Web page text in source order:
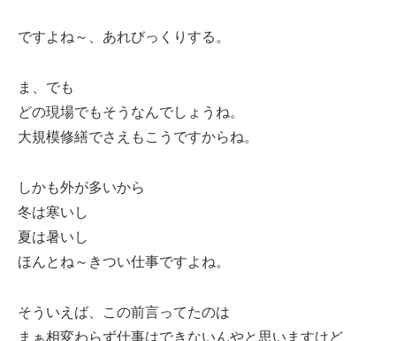
ですよね～、あれびっくりする。
ま、でも
どの現場でもそうなんでしょうね。
大規模修繕でさえもこうですからね。
しかも外が多いから
冬は寒いし
夏は暑いし
ほんとね～きつい仕事ですよね。
そういえば、この前言ってたのは
まぁ相変わらず仕事はできないんやと思いますけど